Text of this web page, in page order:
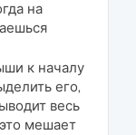
на
к началу
его,
весь
мешает